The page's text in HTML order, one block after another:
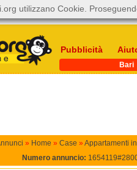
Pubblicità
Bari
» Home » Case » Appartamenti
Numero annuncio:
utilizzano Cookie.